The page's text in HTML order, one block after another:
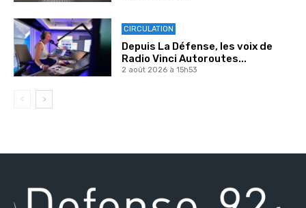
CIRCULATION
Depuis La Défense, les voix de
Radio Vinci Autoroutes...
2 août 2026 à 15h53